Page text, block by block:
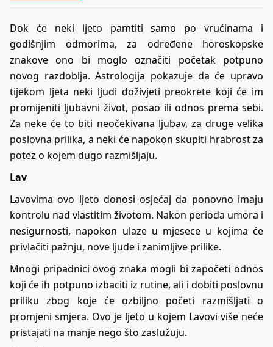
Dok će neki ljeto pamtiti samo po vrućinama i
godišnjim odmorima, za određene horoskopske
znakove ono bi moglo označiti početak potpuno
novog razdoblja. Astrologija pokazuje da će upravo
tijekom ljeta neki ljudi doživjeti preokrete koji će im
promijeniti ljubavni život, posao ili odnos prema sebi.
Za neke će to biti neočekivana ljubav, za druge velika
poslovna prilika, a neki će napokon skupiti hrabrost za
potez o kojem dugo razmišljaju.
Lav
Lavovima ovo ljeto donosi osjećaj da ponovno imaju
kontrolu nad vlastitim životom. Nakon perioda umora i
nesigurnosti, napokon ulaze u mjesece u kojima će
privlačiti pažnju, nove ljude i zanimljive prilike.
Mnogi pripadnici ovog znaka mogli bi započeti odnos
koji će ih potpuno izbaciti iz rutine, ali i dobiti poslovnu
priliku zbog koje će ozbiljno početi razmišljati o
promjeni smjera. Ovo je ljeto u kojem Lavovi više neće
pristajati na manje nego što zaslužuju.